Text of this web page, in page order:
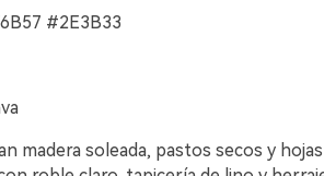
#2E3B33
madera soleada, pastos secos y hojas